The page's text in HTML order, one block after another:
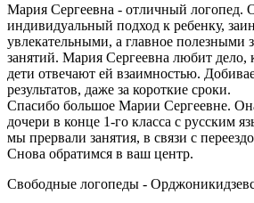
Мария Сергеевна - отличный логопед.
индивидуальный подход к ребенку,
увлекательными, а главное полезными
занятий. Мария Сергеевна любит дело,
дети отвечают ей взаимностью.
результатов, даже за короткие сроки.
Спасибо большое Марии Сергеевне.
дочери в конце 1-го класса с русским
мы прервали занятия, в связи с
Снова обратимся в ваш центр.
Свободные логопеды -